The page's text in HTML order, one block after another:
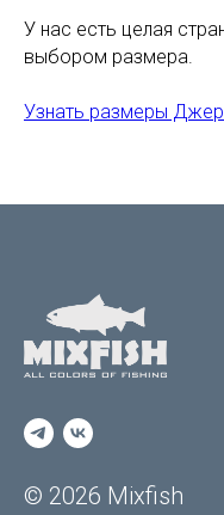
У нас есть целая
выбором размера.
Узнать размеры
© 2026 Mixfish